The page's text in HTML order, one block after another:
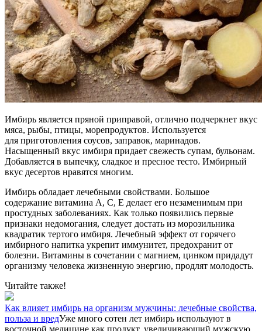
Имбирь является пряной приправой, отлично подчеркнет вкус
мяса, рыбы, птицы, морепродуктов. Используется
для приготовления соусов, заправок, маринадов.
Насыщенный вкус имбиря придает свежесть супам, бульонам.
Добавляется в выпечку, сладкое и пресное тесто. Имбирный
вкус десертов нравятся многим.
Имбирь обладает лечебными свойствами. Большое
содержание витамина А, С, Е делает его незаменимым при
простудных заболеваниях. Как только появились первые
признаки недомогания, следует достать из морозильника
квадратик тертого имбиря. Лечебный эффект от горячего
имбирного напитка укрепит иммунитет, предохранит от
болезни. Витамины в сочетании с магнием, цинком придадут
организму человека жизненную энергию, продлят молодость.
Читайте также!
Как влияет имбирь на организм мужчины: лечебные свойства,
польза и вредУже много сотен лет имбирь используют в
восточной медицине как продукт, увеличивающий мужскую